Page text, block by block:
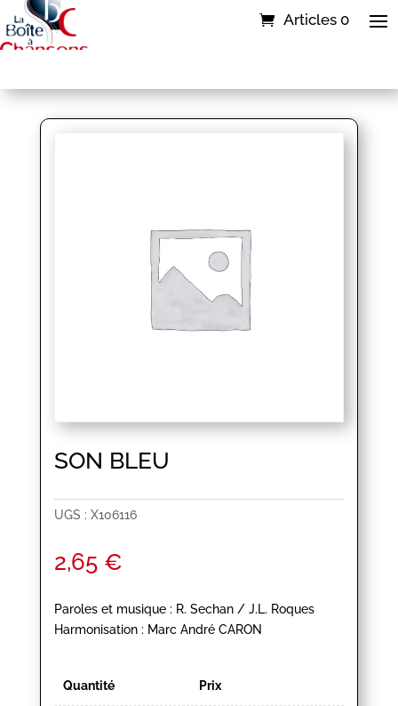
Articles 0
SON BLEU
UGS : X106116
2,65 €
Paroles et musique : R. Sechan / J.L. Roques
Harmonisation : Marc André CARON
Quantité Prix